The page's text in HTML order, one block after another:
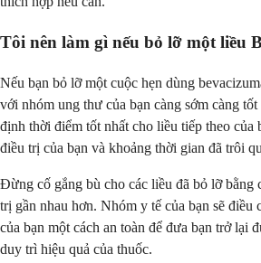
Tôi nên làm gì nếu bỏ lỡ một liều
Nếu bạn bỏ lỡ một cuộc hẹn dùng
với nhóm ung thư của bạn càng sớm càng
định thời điểm tốt nhất cho liều tiếp theo của
điều trị của bạn và khoảng thời gian đã trôi
Đừng cố gắng bù cho các liều đã bỏ lỡ bằng
trị gần nhau hơn. Nhóm y tế của bạn sẽ điều
của bạn một cách an toàn để đưa bạn trở lại
duy trì hiệu quả của thuốc.